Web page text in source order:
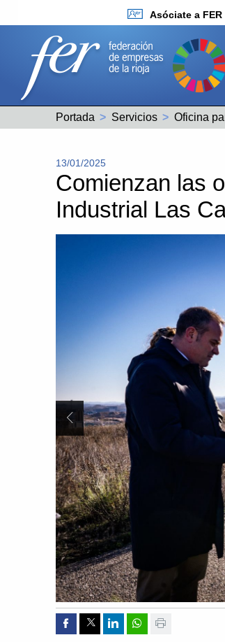
Asóciate a FER
Portada Servicios
13/01/2025
Comienzan las
Industrial Las
Anterior Slide
Compartir por Facebook
Compartir por Twitter
Compartir por Linkedin
Compartir por